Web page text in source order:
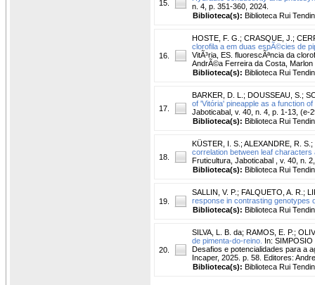
15.
n. 4, p. 351-360, 2024.
Biblioteca(s): Biblioteca Rui
16.
HOSTE, F. G. ; CRASQUE, J. ;
clorofila a em duas espÃ©cies de
VitÃ³ria, ES. fluorescÃªncia da
AndrÃ©a Ferreira da Costa, Marlon
Biblioteca(s): Biblioteca Rui
17.
BARKER, D. L. ; DOUSSEAU, S. ;
of 'Vitória' pineapple as a function
Jaboticabal, v. 40, n. 4, p. 1-13, (e-
Biblioteca(s): Biblioteca Rui
18.
KÜSTER, I. S. ; ALEXANDRE, R. S. ;
correlation between leaf
Fruticultura, Jaboticabal , v. 40, n.
Biblioteca(s): Biblioteca Rui
19.
SALLIN, V. P. ; FALQUETO, A. R. ;
response in contrasting genotypes
Biblioteca(s): Biblioteca Rui
20.
SILVA, L. B. da; RAMOS, E. P. ;
de pimenta-do-reino. In:
Desafios e potencialidades para a
Incaper, 2025. p. 58. Editores:
Biblioteca(s): Biblioteca Rui